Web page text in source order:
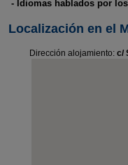
- Idiomas hablados por
Localización en el
Dirección alojamiento: c/